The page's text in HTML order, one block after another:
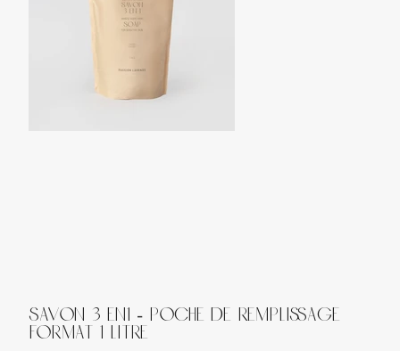
Savon 3 en1 - Poche de remplissage
format 1 litre